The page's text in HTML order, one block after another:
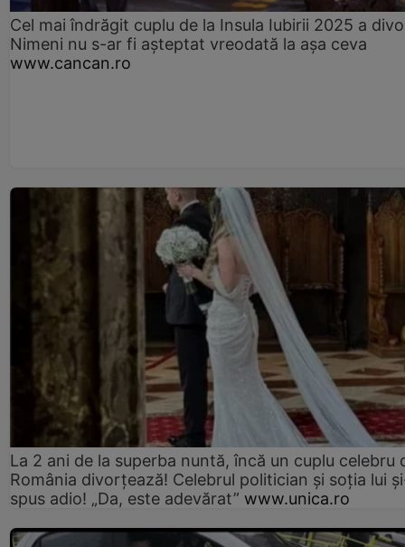
Cel mai îndrăgit cuplu de la Insula Iubirii 2025 a
Nimeni nu s-ar fi așteptat vreodată la așa ceva
www.cancan.ro
La 2 ani de la superba nuntă, încă un cuplu celebru
România divorțează! Celebrul politician și soția lui
spus adio! „Da, este adevărat” www.unica.ro